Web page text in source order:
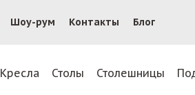
Шоу-рум Контакты Блог
Кресла Столы Столешницы